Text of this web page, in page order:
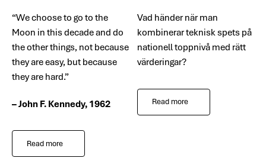
“We choose to go to the
Moon in this decade and do
the other things, not because
they are easy, but because
they are hard.”
– John F. Kennedy, 1962
Read more
Vad händer när man
kombinerar teknisk spets på
nationell toppnivå med rätt
värderingar?
Read more